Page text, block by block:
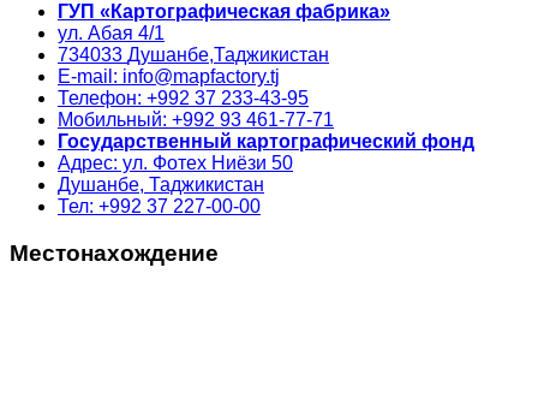
ГУП «Картографическая фабрика»
ул. Абая 4/1
734033 Душанбе,Таджикистан
E-mail: info@mapfactory.tj
Телефон: +992 37 233-43-95
Мобильный: +992 93 461-77-71
Государственный картографический фонд
Адрес: ул. Фотех Ниёзи 50
Душанбе, Таджикистан
Тел: +992 37 227-00-00
Местонахождение